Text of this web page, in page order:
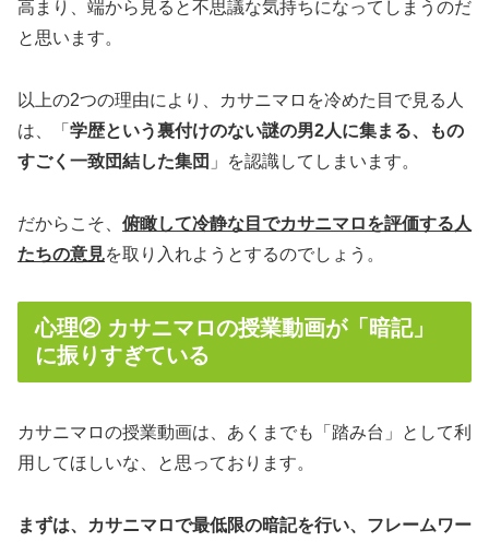
高まり、 端から見ると不思議な気持ちになってしまうのだ
と思います。
以上の2つの理由により、カサニマロを冷めた目で見る人
は、「 学歴という裏付けのない謎の男2人に集まる、もの
すごく一致団結した集団 」を認識してしまいます。
だからこそ、 俯瞰して冷静な目でカサニマロを評価する人
たちの意見を取り入れようとするのでしょう。
心理② カサニマロの授業動画が「暗記」
に振りすぎている
カサニマロの授業動画は、あくまでも「踏み台」として利
用してほしいな、と思っております。
まずは、カサニマロで最低限の暗記を行い、フレームワー